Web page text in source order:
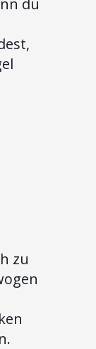
zu